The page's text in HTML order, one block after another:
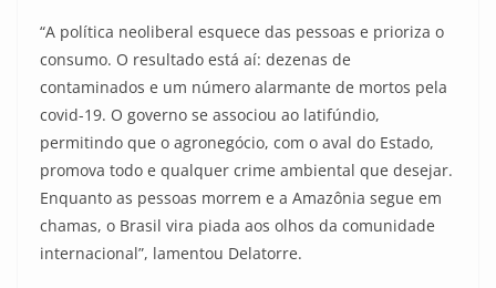
“A política neoliberal esquece das pessoas e prioriza o
consumo. O resultado está aí: dezenas de
contaminados e um número alarmante de mortos pela
covid-19. O governo se associou ao latifúndio,
permitindo que o agronegócio, com o aval do Estado,
promova todo e qualquer crime ambiental que desejar.
Enquanto as pessoas morrem e a Amazônia segue em
chamas, o Brasil vira piada aos olhos da comunidade
internacional”, lamentou Delatorre.